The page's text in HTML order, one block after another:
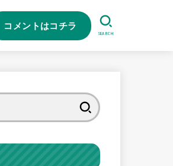
コメントはコチラ
SEARCH